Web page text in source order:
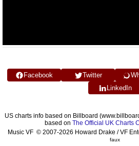
Facebook Twitter
LinkedIn
US charts info based on Billboard
based on The Official UK Charts
Music VF © 2007-2026 Howard Drake / VF
faux